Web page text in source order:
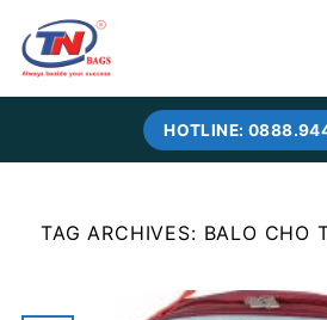
content
HOTLINE:
TAG ARCHIVES: BALO CHO